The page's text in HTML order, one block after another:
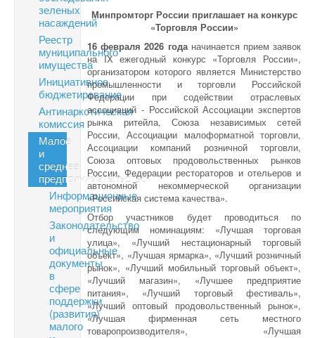
зеленых
насаждений
Реестр
муниципального
имущества
Инициативное
бюджетирование
Антинаркотическая
комиссия
Малое
и
среднее
предпринимательство
Информационные
мероприятия
Законодательство
и
официальные
документы
в
сфере
поддержки
(развития)
малого
Минпромторг России приглашает на конкурс
«Торговля России»
16 февраля 2026 годаначинается прием заявок
на IX ежегодный конкурс «Торговля России»,
организатором которого является Министерство
промышленности и торговли Российской
Федерации при содействии отраслевых
ассоциаций - Российской Ассоциации экспертов
рынка ритейла, Союза независимых сетей
России, Ассоциации малоформатной торговли,
Ассоциации компаний розничной торговли,
Союза оптовых продовольственных рынков
России, Федерации рестораторов и отельеров и
автономной некоммерческой организации
«Российская система качества».
Отбор участников будет проводиться по
следующим номинациям: «Лучшая торговая
улица», «Лучший нестационарный торговый
объект», «Лучшая ярмарка», «Лучший розничный
рынок», «Лучший мобильный торговый объект»,
«Лучший магазин», «Лучшее предприятие
питания», «Лучший торговый фестиваль»,
«Лучший оптовый продовольственный рынок»,
«Лучшая фирменная сеть местного
товаропроизводителя», «Лучшая